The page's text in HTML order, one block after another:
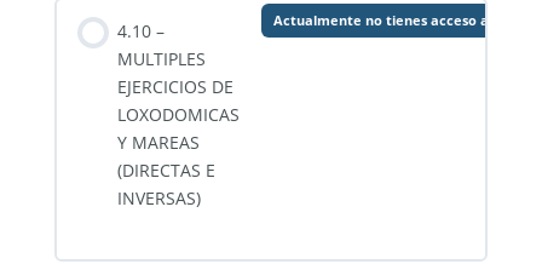
4.10 –
MULTIPLES
EJERCICIOS DE
LOXODOMICAS
Y MAREAS
(DIRECTAS E
INVERSAS)
Actualmente no tienes acceso a este